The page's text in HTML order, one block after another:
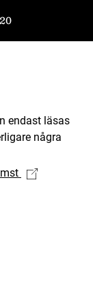
endast läsas
några